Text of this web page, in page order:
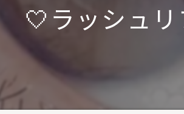
🤍ラッシュ